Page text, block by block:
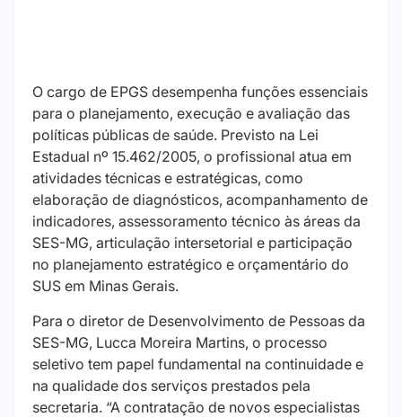
O cargo de EPGS desempenha funções essenciais
para o planejamento, execução e avaliação das
políticas públicas de saúde. Previsto na Lei
Estadual nº 15.462/2005, o profissional atua em
atividades técnicas e estratégicas, como
elaboração de diagnósticos, acompanhamento de
indicadores, assessoramento técnico às áreas da
SES-MG, articulação intersetorial e participação
no planejamento estratégico e orçamentário do
SUS em Minas Gerais.
Para o diretor de Desenvolvimento de Pessoas da
SES-MG, Lucca Moreira Martins, o processo
seletivo tem papel fundamental na continuidade e
na qualidade dos serviços prestados pela
secretaria. “A contratação de novos especialistas